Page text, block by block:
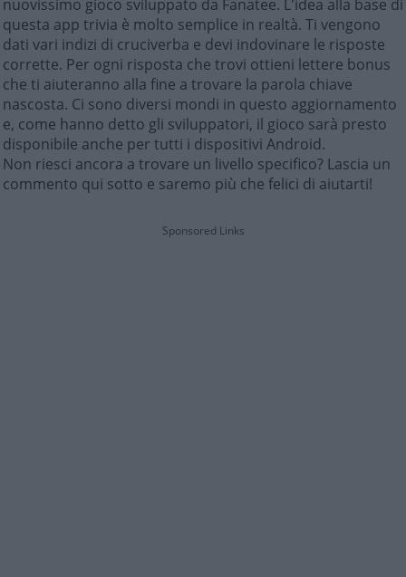
nuovissimo gioco sviluppato da Fanatee. L'idea alla base di
questa app trivia è molto semplice in realtà. Ti vengono
dati vari indizi di cruciverba e devi indovinare le risposte
corrette. Per ogni risposta che trovi ottieni lettere bonus
che ti aiuteranno alla fine a trovare la parola chiave
nascosta. Ci sono diversi mondi in questo aggiornamento
e, come hanno detto gli sviluppatori, il gioco sarà presto
disponibile anche per tutti i dispositivi Android.
Non riesci ancora a trovare un livello specifico? Lascia un
commento qui sotto e saremo più che felici di aiutarti!
Sponsored Links